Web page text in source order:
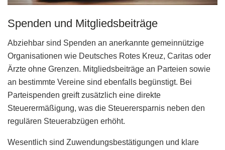
Spenden und Mitgliedsbeiträge
Abziehbar sind Spenden an anerkannte gemeinnützige
Organisationen wie Deutsches Rotes Kreuz, Caritas oder
Ärzte ohne Grenzen. Mitgliedsbeiträge an Parteien sowie
an bestimmte Vereine sind ebenfalls begünstigt. Bei
Parteispenden greift zusätzlich eine direkte
Steuerermäßigung, was die Steuerersparnis neben den
regulären Steuerabzügen erhöht.
Wesentlich sind Zuwendungsbestätigungen und klare